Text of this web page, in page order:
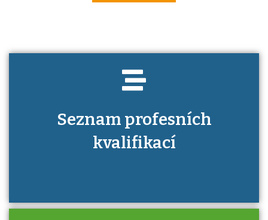
Seznam profesních
kvalifikací